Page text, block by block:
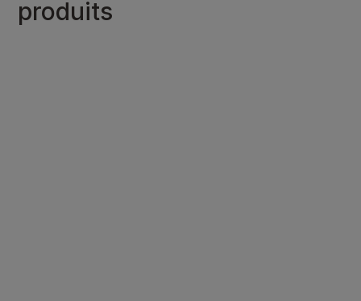
produits